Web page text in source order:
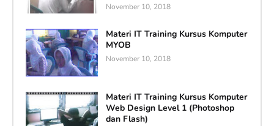
November 10, 2018
Materi IT Training Kursus Komputer
MYOB
November 10, 2018
Materi IT Training Kursus Komputer
Web Design Level 1 (Photoshop
dan Flash)